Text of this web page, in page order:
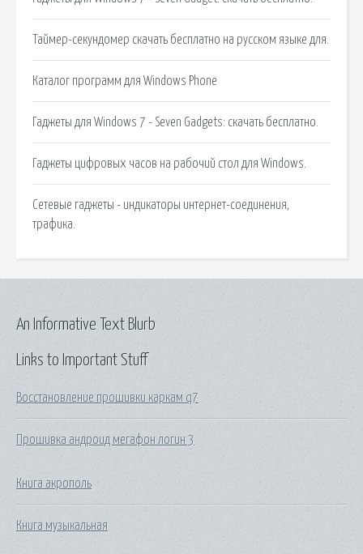
Таймер-секундомер скачать бесплатно на русском языке для.
Каталог программ для Windows Phone
Гаджеты для Windows 7 - Seven Gadgets: скачать бесплатно.
Гаджеты цифровых часов на рабочий стол для Windows.
Сетевые гаджеты - индикаторы интернет-соединения,
трафика.
Links to Important Stuff
Восстановление прошивки каркам q7
Прошивка андроид мегафон логин 3
Книга акрополь
Книга музыкальная
An Informative Text Blurb